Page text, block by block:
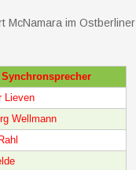
McNamara im Ostberliner
Synchronsprecher
Lieven
Wellmann